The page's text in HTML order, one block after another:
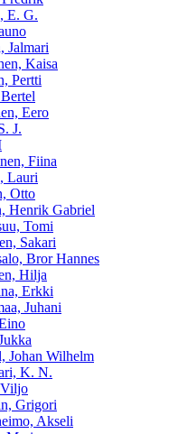
E. G.
Jalmari
Kaisa
Pertti
Eero
J.
Fiina
Lauri
Otto
Henrik Gabriel
Tomi
Sakari
Bror Hannes
Hilja
Erkki
Juhani
Johan Wilhelm
K. N.
Grigori
Akseli